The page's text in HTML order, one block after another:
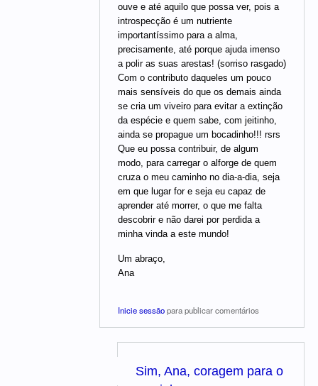
ouve e até aquilo que possa ver, pois a
introspecção é um nutriente
importantíssimo para a alma,
precisamente, até porque ajuda imenso
a polir as suas arestas! (sorriso rasgado)
Com o contributo daqueles um pouco
mais sensíveis do que os demais ainda
se cria um viveiro para evitar a extinção
da espécie e quem sabe, com jeitinho,
ainda se propague um bocadinho!!! rsrs
Que eu possa contribuir, de algum
modo, para carregar o alforge de quem
cruza o meu caminho no dia-a-dia, seja
em que lugar for e seja eu capaz de
aprender até morrer, o que me falta
descobrir e não darei por perdida a
minha vinda a este mundo!
Um abraço,
Ana
Inicie sessãopara publicar comentários
Sim, Ana, coragem para o